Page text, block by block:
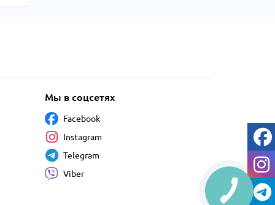
Мы в соцсетях
Facebook
Instagram
Telegram
Viber